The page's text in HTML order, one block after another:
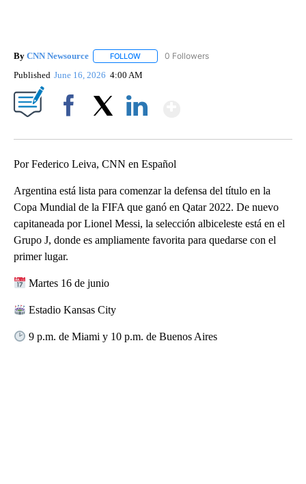
By CNN Newsource FOLLOW FOLLOW "" TO RECEIVE NOTIFICATIONS
0 Followers
Published June 16, 2026 4:00 AM
Por Federico Leiva, CNN en Español
Argentina está lista para comenzar la defensa del título en la
Copa Mundial de la FIFA que ganó en Qatar 2022. De nuevo
capitaneada por Lionel Messi, la selección albiceleste está en el
Grupo J, donde es ampliamente favorita para quedarse con el
primer lugar.
Martes 16 de junio
Estadio Kansas City
9 p.m. de Miami y 10 p.m. de Buenos Aires